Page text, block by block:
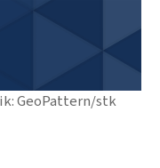
GeoPattern/stk